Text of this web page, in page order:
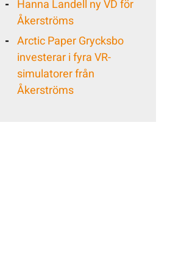
Hanna Landell ny VD för
Åkerströms
Arctic Paper Grycksbo
investerar i fyra VR-
simulatorer från
Åkerströms